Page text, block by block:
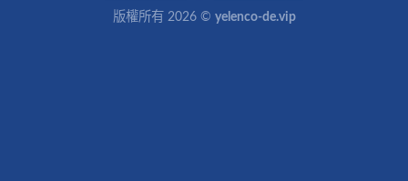
版權所有 2026 © yelenco-de.vip